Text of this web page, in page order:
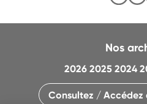
Nos
2026 2025 2024
Consultez / Accédez